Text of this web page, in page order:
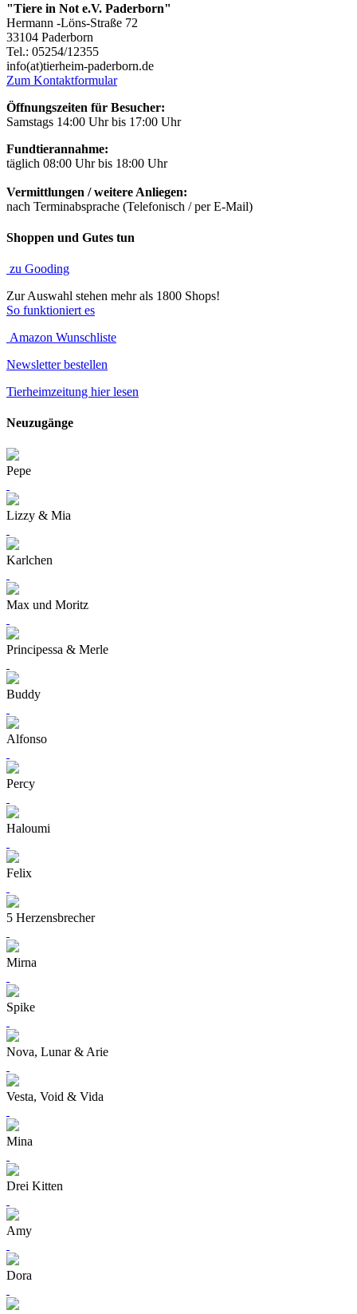
"Tiere in Not e.V. Paderborn"
Hermann -Löns-Straße 72
33104 Paderborn
Tel.: 05254/12355
info(at)tierheim-paderborn.de
Zum Kontaktformular
Öffnungszeiten für Besucher:
Samstags 14:00 Uhr bis 17:00 Uhr
Fundtierannahme:
täglich 08:00 Uhr bis 18:00 Uhr
Vermittlungen / weitere Anliegen:
nach Terminabsprache (Telefonisch / per E-Mail)
Shoppen und Gutes tun
zu Gooding
Zur Auswahl stehen mehr als 1800 Shops!
So funktioniert es
Amazon Wunschliste
Newsletter bestellen
Tierheimzeitung hier lesen
Neuzugänge
Pepe
Lizzy & Mia
Karlchen
Max und Moritz
Principessa & Merle
Buddy
Alfonso
Percy
Haloumi
Felix
5 Herzensbrecher
Mirna
Spike
Nova, Lunar & Arie
Vesta, Void & Vida
Mina
Drei Kitten
Amy
Dora